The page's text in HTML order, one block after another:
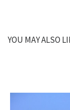
YOU MAY ALSO